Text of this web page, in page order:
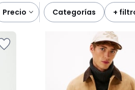
precio categorías +